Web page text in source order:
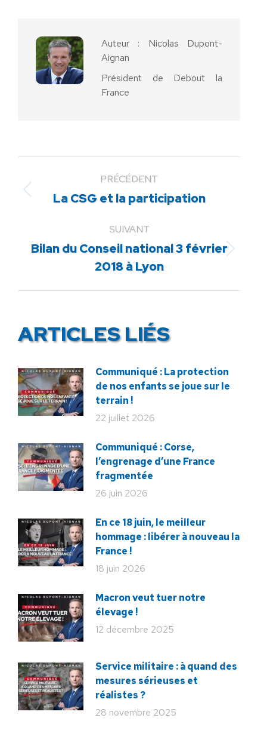
Auteur : Nicolas Dupont-
Aignan
Président de Debout la
France
PRÉCÉDENT
Article
précédent
:
La CSG et la participation
SUIVANT
Article
suivant
Bilan du Conseil national 3 février
2018 à Lyon
ARTICLES LIÉS
Communiqué : La protection
de nos enfants se joue sur le
terrain !
22 juillet 2026
Communiqué : Corse,
l’engrenage d’une France
fragmentée
26 juin 2026
En ce 18 juin, le meilleur
hommage : libérer à nouveau la
France !
18 juin 2026
Macron veut tuer notre
élevage !
12 décembre 2025
Service militaire : à quand des
mesures sérieuses et
réalistes ?
28 novembre 2025